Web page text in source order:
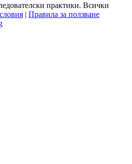
практики. Всички
| Правила за ползване